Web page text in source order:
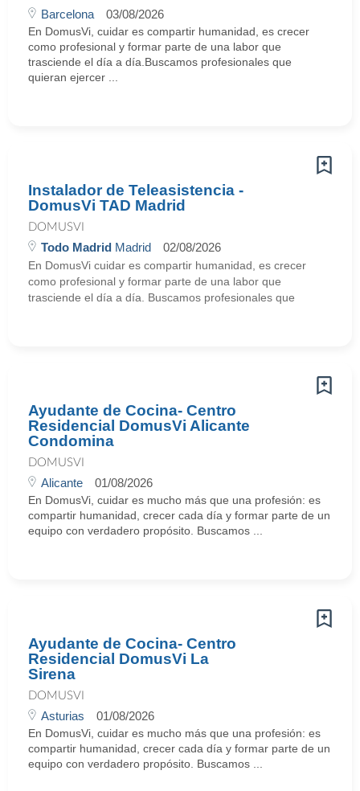
Barcelona 03/08/2026
En DomusVi, cuidar es compartir humanidad, es crecer
como profesional y formar parte de una labor que
trasciende el día a día.Buscamos profesionales que
quieran ejercer ...
Instalador de Teleasistencia -
DomusVi TAD Madrid
DOMUSVI
Todo Madrid Madrid 02/08/2026
En DomusVi cuidar es compartir humanidad, es crecer
como profesional y formar parte de una labor que
trasciende el día a día. Buscamos profesionales que
Ayudante de Cocina- Centro
Residencial DomusVi Alicante
Condomina
DOMUSVI
Alicante 01/08/2026
En DomusVi, cuidar es mucho más que una profesión: es
compartir humanidad, crecer cada día y formar parte de un
equipo con verdadero propósito. Buscamos ...
Ayudante de Cocina- Centro
Residencial DomusVi La
Sirena
DOMUSVI
Asturias 01/08/2026
En DomusVi, cuidar es mucho más que una profesión: es
compartir humanidad, crecer cada día y formar parte de un
equipo con verdadero propósito. Buscamos ...